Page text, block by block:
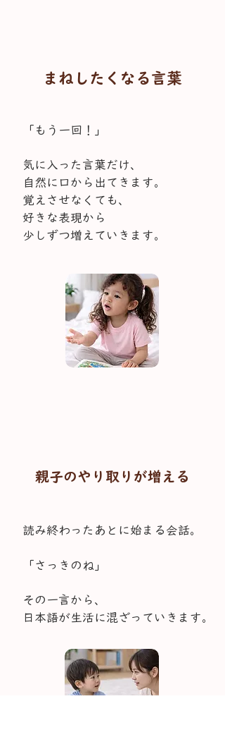
「もう一回！」
気に入った言葉だけ、
自然に口から出てきます。
覚えさせなくても、
好きな表現から
少しずつ増えていきます。
まねしたくなる言葉
読み終わったあとに始まる会話。
「さっきのね」
その一言から、
日本語が生活に混ざっていきます。
親子のやり取りが増える